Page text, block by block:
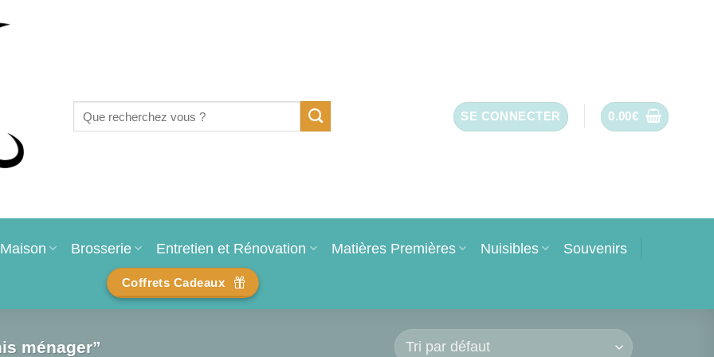
pour :
SE CONNECTER 0.00€
Maison Brosserie Entretien et Rénovation Matières Premières Nuisibles Souvenirs
Coffrets Cadeaux
ménager”